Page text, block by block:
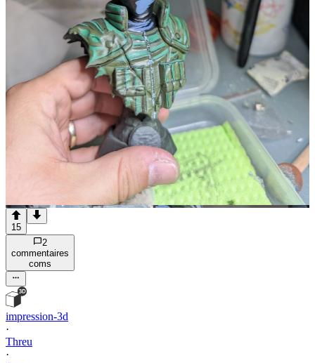
15
2
commentaires
coms
impression-3d
·
Threu
·